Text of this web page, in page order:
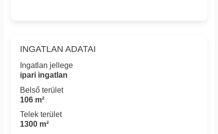
INGATLAN ADATAI
Ingatlan jellege
ipari ingatlan
Belső terület
106 m²
Telek terület
1300 m²